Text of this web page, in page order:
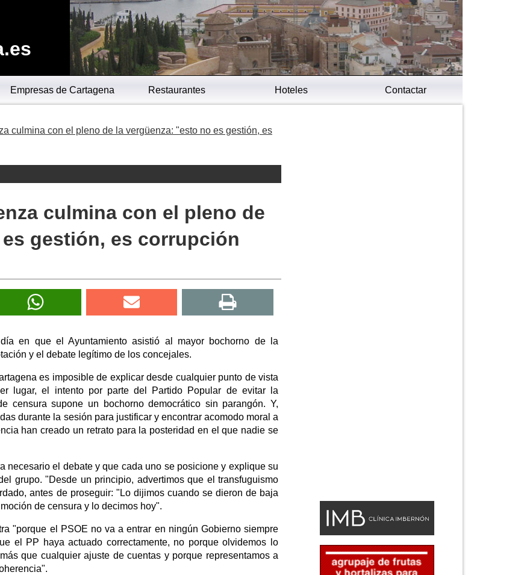
Empresas de Cartagena Restaurantes Hoteles Contactar
culmina con el pleno de la vergüenza: "esto no es gestión, es
culmina con el pleno de
gestión, es corrupción
en que el Ayuntamiento asistió al mayor bochorno de la
y el debate legítimo de los concejales.
es imposible de explicar desde cualquier punto de vista
lugar, el intento por parte del Partido Popular de evitar la
censura supone un bochorno democrático sin parangón. Y,
durante la sesión para justificar y encontrar acomodo moral a
han creado un retrato para la posteridad en el que nadie se
necesario el debate y que cada uno se posicione y explique su
grupo. "Desde un principio, advertimos que el transfuguismo
antes de proseguir: "Lo dijimos cuando se dieron de baja
de censura y lo decimos hoy".
"porque el PSOE no va a entrar en ningún Gobierno siempre
el PP haya actuado correctamente, no porque olvidemos lo
que cualquier ajuste de cuentas y porque representamos a